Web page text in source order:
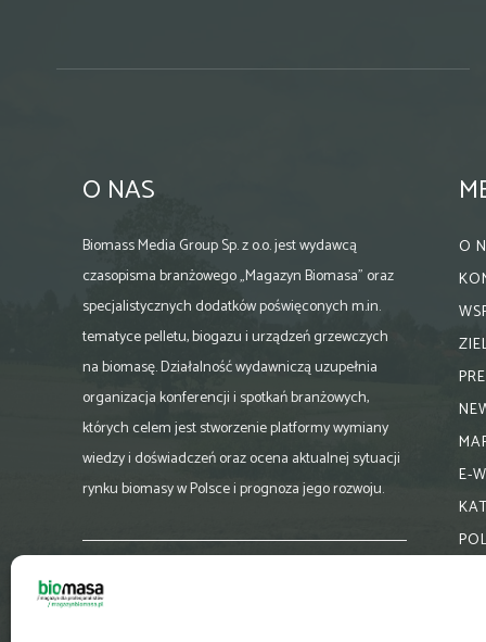
O NAS
Biomass Media Group Sp. z o.o. jest wydawcą
czasopisma branżowego „Magazyn Biomasa” oraz
specjalistycznych dodatków poświęconych m.in.
tematyce pelletu, biogazu i urządzeń grzewczych
na biomasę. Działalność wydawniczą uzupełnia
organizacja konferencji i spotkań branżowych,
których celem jest stworzenie platformy wymiany
wiedzy i doświadczeń oraz ocena aktualnej sytuacji
rynku biomasy w Polsce i prognoza jego rozwoju.
biuro@magazynbiomasa.pl
O
E-